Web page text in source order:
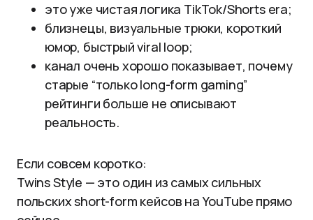
это уже чистая логика TikTok/Shorts era;
близнецы, визуальные трюки, короткий
юмор, быстрый viral loop;
канал очень хорошо показывает, почему
старые “только long-form gaming”
рейтинги больше не описывают
реальность.
Если совсем коротко:
Twins Style — это один из самых сильных
польских short-form кейсов на YouTube прямо